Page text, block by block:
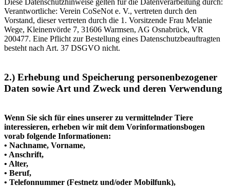
Diese Datenschutzhinweise gelten für die Datenverarbeitung durch:
Verantwortliche: Verein CoSeNot e. V., vertreten durch den
Vorstand, dieser vertreten durch die 1. Vorsitzende Frau Melanie
Wege, Kleinenvörde 7, 31606 Warmsen, AG Osnabrück, VR
200477. Eine Pflicht zur Bestellung eines Datenschutzbeauftragten
besteht nach Art. 37 DSGVO nicht.
2.) Erhebung und Speicherung personenbezogener
Daten sowie Art und Zweck und deren Verwendung
Wenn Sie sich für eines unserer zu vermittelnder Tiere
interessieren, erheben wir mit dem Vorinformationsbogen
vorab folgende Informationen:
• Nachname, Vorname,
• Anschrift,
• Alter,
• Beruf,
• Telefonnummer (Festnetz und/oder Mobilfunk),